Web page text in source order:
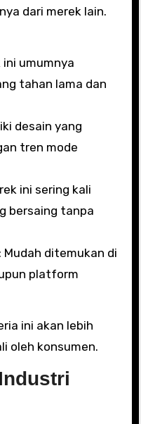
dari merek lain.
ini umumnya
tahan lama dan
desain yang
tren mode
ini sering kali
bersaing tanpa
Mudah ditemukan di
platform
ini akan lebih
oleh konsumen.